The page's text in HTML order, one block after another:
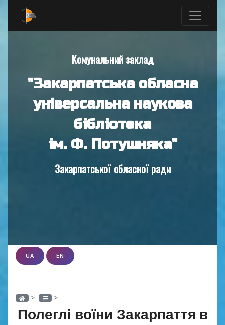
Комунальний заклад
"Закарпатська обласна
універсальна наукова
бібліотека
ім. Ф. Потушняка"
Закарпатської обласної ради
UA EN
> >
Полеглі воїни Закарпаття в